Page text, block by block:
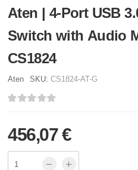
Aten | 4-Port USB
Switch with Audio
CS1824
Aten SKU: CS1824-AT-G
456,07 €